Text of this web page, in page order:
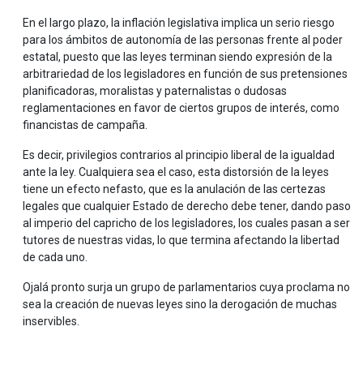
En el largo plazo, la inflación legislativa implica un serio riesgo
para los ámbitos de autonomía de las personas frente al poder
estatal, puesto que las leyes terminan siendo expresión de la
arbitrariedad de los legisladores en función de sus pretensiones
planificadoras, moralistas y paternalistas o dudosas
reglamentaciones en favor de ciertos grupos de interés, como
financistas de campaña.
Es decir, privilegios contrarios al principio liberal de la igualdad
ante la ley. Cualquiera sea el caso, esta distorsión de la leyes
tiene un efecto nefasto, que es la anulación de las certezas
legales que cualquier Estado de derecho debe tener, dando paso
al imperio del capricho de los legisladores, los cuales pasan a ser
tutores de nuestras vidas, lo que termina afectando la libertad
de cada uno.
Ojalá pronto surja un grupo de parlamentarios cuya proclama no
sea la creación de nuevas leyes sino la derogación de muchas
inservibles.